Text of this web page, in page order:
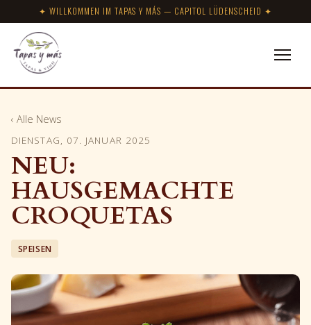
✦ WILLKOMMEN IM TAPAS Y MÁS — CAPITOL LÜDENSCHEID ✦
‹ Alle News
DIENSTAG, 07. JANUAR 2025
NEU:
HAUSGEMACHTE
CROQUETAS
SPEISEN